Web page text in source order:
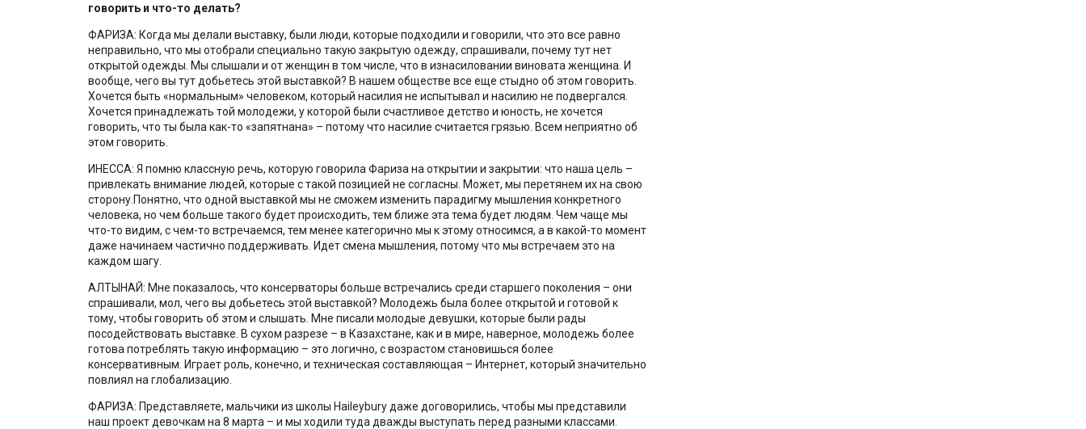
говорить и что-то делать?
ФАРИЗА: Когда мы делали выставку, были люди, которые подходили и говорили, что это все равно
неправильно, что мы отобрали специально такую закрытую одежду, спрашивали, почему тут нет
открытой одежды. Мы слышали и от женщин в том числе, что в изнасиловании виновата женщина. И
вообще, чего вы тут добьетесь этой выставкой? В нашем обществе все еще стыдно об этом говорить.
Хочется быть «нормальным» человеком, который насилия не испытывал и насилию не подвергался.
Хочется принадлежать той молодежи, у которой были счастливое детство и юность, не хочется
говорить, что ты была как-то «запятнана» – потому что насилие считается грязью. Всем неприятно об
этом говорить.
ИНЕССА: Я помню классную речь, которую говорила Фариза на открытии и закрытии: что наша цель –
привлекать внимание людей, которые с такой позицией не согласны. Может, мы перетянем их на свою
сторону.Понятно, что одной выставкой мы не сможем изменить парадигму мышления конкретного
человека, но чем больше такого будет происходить, тем ближе эта тема будет людям. Чем чаще мы
что-то видим, с чем-то встречаемся, тем менее категорично мы к этому относимся, а в какой-то момент
даже начинаем частично поддерживать. Идет смена мышления, потому что мы встречаем это на
каждом шагу.
АЛТЫНАЙ: Мне показалось, что консерваторы больше встречались среди старшего поколения – они
спрашивали, мол, чего вы добьетесь этой выставкой? Молодежь была более открытой и готовой к
тому, чтобы говорить об этом и слышать. Мне писали молодые девушки, которые были рады
посодействовать выставке. В сухом разрезе – в Казахстане, как и в мире, наверное, молодежь более
готова потреблять такую информацию – это логично, с возрастом становишься более
консервативным. Играет роль, конечно, и техническая составляющая – Интернет, который значительно
повлиял на глобализацию.
ФАРИЗА: Представляете, мальчики из школы Haileybury даже договорились, чтобы мы представили
наш проект девочкам на 8 марта – и мы ходили туда дважды выступать перед разными классами.